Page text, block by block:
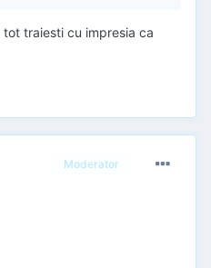
traiesti cu impresia ca
Moderator